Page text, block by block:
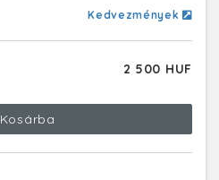
Kedvezmények
2 500 HUF
Kosárba